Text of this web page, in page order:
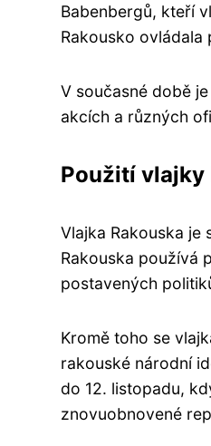
Babenbergů, kteří
Rakousko ovládala
V současné době
akcích a různých
Použití vlajky
Vlajka Rakouska je
Rakouska používá
postavených
Kromě toho se
rakouské národní
do 12. listopadu,
znovuobnovené